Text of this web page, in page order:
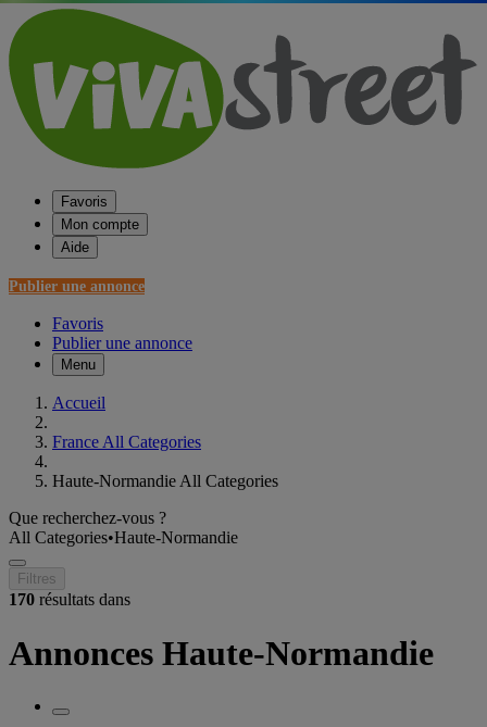
Favoris
Mon compte
Aide
Publier une annonce
Favoris
Publier une annonce
Menu
Accueil
France All Categories
Haute-Normandie All Categories
Que recherchez-vous ?
All Categories•Haute-Normandie
Filtres
170 résultats dans
Annonces Haute-Normandie